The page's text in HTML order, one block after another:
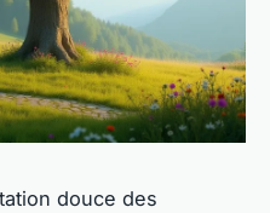
douce des